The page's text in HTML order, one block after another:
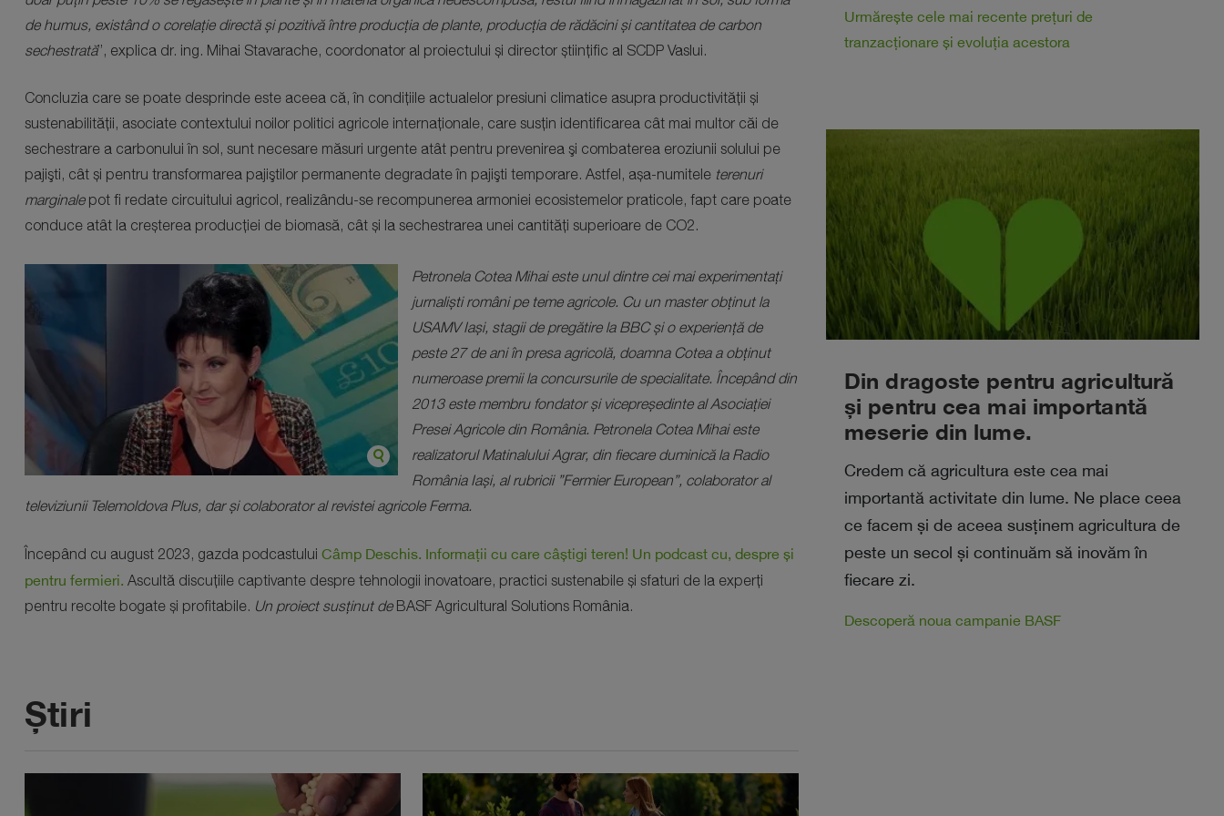
de humus, existând o corelație directă și pozitivă între producția de plante, producția de rădăcini și cantitatea de carbon
sechestrată”, explica dr. ing. Mihai Stavarache, coordonator al proiectului și director științific al SCDP Vaslui.
Concluzia care se poate desprinde este aceea că, în condițiile actualelor presiuni climatice asupra productivității și
sustenabilității, asociate contextului noilor politici agricole internaționale, care susțin identificarea cât mai multor căi de
sechestrare a carbonului în sol, sunt necesare măsuri urgente atât pentru prevenirea şi combaterea eroziunii solului pe
pajişti, cât și pentru transformarea pajiştilor permanente degradate în pajişti temporare. Astfel, așa-numitele terenuri
marginalepot fi redate circuitului agricol, realizându-se recompunerea armoniei ecosistemelor praticole, fapt care poate
conduce atât la creșterea producției de biomasă, cât și la sechestrarea unei cantități superioare de CO2.
Petronela Cotea Mihai este unul dintre cei mai experimentați
jurnaliști români pe teme agricole. Cu un master obținut la
USAMV Iași, stagii de pregătire la BBC și o experiență de
peste 27 de ani în presa agricolă, doamna Cotea a obținut
numeroase premii la concursurile de specialitate. Începând din
2013 este membru fondator și vicepreședinte al Asociației
Presei Agricole din România. Petronela Cotea Mihai este
realizatorul Matinalului Agrar, din fiecare duminică la Radio
România Iași, al rubricii ”Fermier European”, colaborator al
televiziunii Telemoldova Plus, dar și colaborator al revistei agricole Ferma.
Începând cu august 2023, gazda podcastului Câmp Deschis. Informații cu care câștigi teren! Un podcast cu, despre și
pentru fermieri. Ascultă discuțiile captivante despre tehnologii inovatoare, practici sustenabile și sfaturi de la experți
pentru recolte bogate și profitabile. Un proiect susținut deBASF Agricultural Solutions România.
Știri
Urmărește cele mai recente prețuri de
tranzacționare și evoluția acestora
Din dragoste pentru agricultură
și pentru cea mai importantă
meserie din lume.
Credem că agricultura este cea mai
importantă activitate din lume. Ne place ceea
ce facem și de aceea susținem agricultura de
peste un secol și continuăm să inovăm în
fiecare zi.
Descoperă noua campanie BASF